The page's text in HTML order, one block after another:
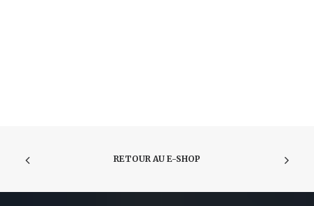
RETOUR AU E-SHOP